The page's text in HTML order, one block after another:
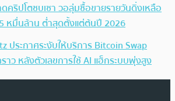
คริปโตซบเซา วอลุ่มซื้อขายรายวันดิ่งเหลือ
หมื่นล้าน ต่ำสุดตั้งแต่ต้นปี 2026
ประกาศระงับให้บริการ Bitcoin Swap
าว หลังตัวเลขการใช้ AI แฮ็กระบบพุ่งสูง